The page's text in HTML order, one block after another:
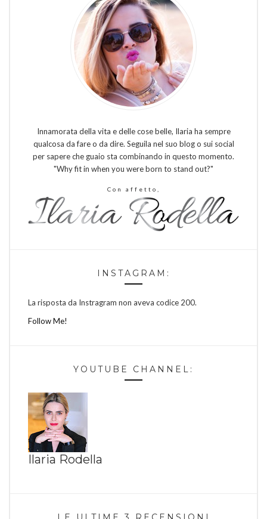
Innamorata della vita e delle cose belle, Ilaria ha sempre
qualcosa da fare o da dire. Seguila nel suo blog o sui social
per sapere che guaio sta combinando in questo momento.
"Why fit in when you were born to stand out?"
Con affetto,
INSTAGRAM:
La risposta da Instragram non aveva codice 200.
Follow Me!
YOUTUBE CHANNEL:
Ilaria Rodella